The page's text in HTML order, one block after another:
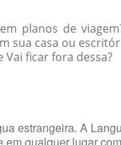
planos de
sua casa ou
ficar fora dessa?
estrangeira. A